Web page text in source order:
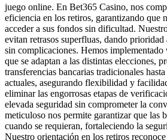
juego online. En Bet365 Casino, nos
eficiencia en los retiros, garantizando que
acceder a sus fondos sin dificultad.
evitan retrasos superfluas, dando
sin complicaciones. Hemos implementado
que se adaptan a las distintas elecciones,
transferencias bancarias tradicionales
actuales, asegurando flexibilidad y
eliminar las engorrosas etapas de
elevada seguridad sin comprometer la
meticuloso nos permite garantizar que las
cuando se requieran, fortaleciendo la
Nuestro orientación en los retiros